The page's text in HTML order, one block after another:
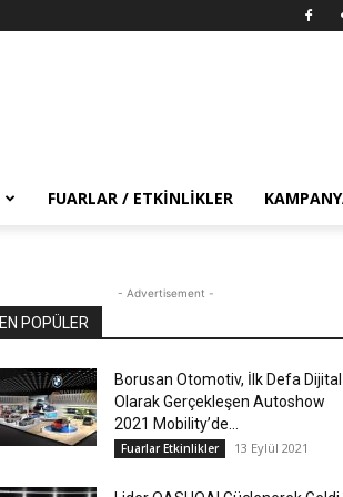
FUARLAR / ETKINLIKLER
- Advertisement -
EN POPÜLER
Borusan Otomotiv, İlk Defa Dijital
Olarak Gerçekleşen Autoshow
2021 Mobility’de...
Fuarlar Etkinlikler 13 Eylül 2021